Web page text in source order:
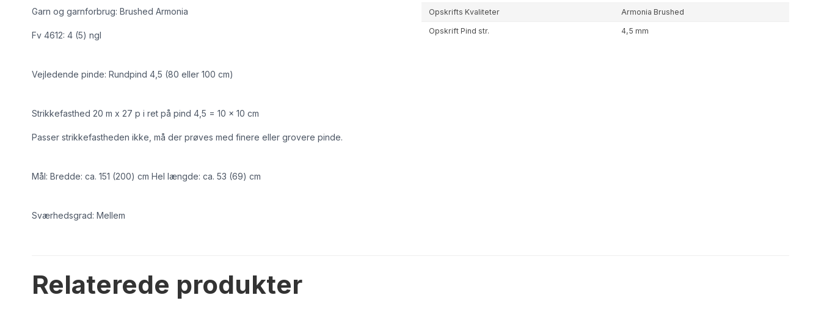
Garn og garnforbrug: Brushed Armonia
Fv 4612: 4 (5) ngl
Vejledende pinde: Rundpind 4,5 (80 eller 100 cm)
Strikkefasthed 20 m x 27 p i ret på pind 4,5 = 10 x 10 cm
Passer strikkefastheden ikke, må der prøves med finere eller grovere pinde.
Mål: Bredde: ca. 151 (200) cm Hel længde: ca. 53 (69) cm
Sværhedsgrad: Mellem
Opskrifts Kvaliteter Armonia Brushed
Opskrift Pind str. 4,5 mm
Relaterede produkter